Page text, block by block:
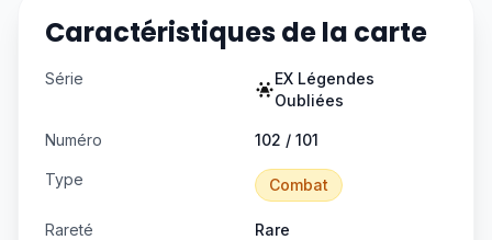
Caractéristiques de la carte
Série
EX Légendes
Oubliées
Numéro 102 / 101
Type Combat
Rareté Rare